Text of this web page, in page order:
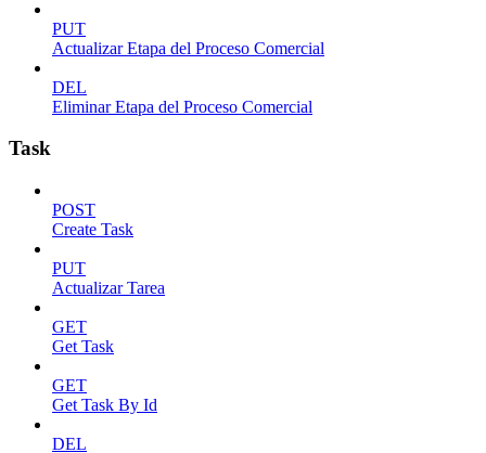
PUT
Actualizar Etapa del Proceso Comercial
DEL
Eliminar Etapa del Proceso Comercial
Task
POST
Create Task
PUT
Actualizar Tarea
GET
Get Task
GET
Get Task By Id
DEL